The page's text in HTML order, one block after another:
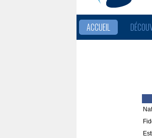
ACCUEIL